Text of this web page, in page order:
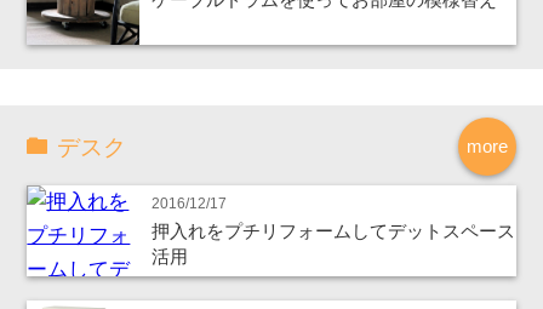
more
デスク
2016/12/17
押入れをプチリフォームしてデットスペース
活用